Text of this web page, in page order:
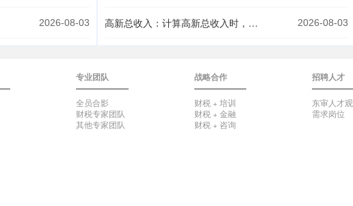
2026-08-03 高新总收入：计算高新总收入时，股票收入应按收回本金还是卖出总额确认？ 2026-08-03
专业团队
全员合影
财税专家团队
其他专家团队
战略合作
财税 + 培训
财税 + 金融
财税 + 咨询
招聘人才
东审人才观
需求岗位